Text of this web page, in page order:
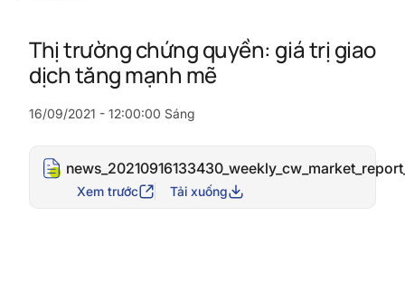
Thị trường chứng quyền: giá trị giao
dịch tăng mạnh mẽ
16/09/2021 - 12:00:00 Sáng
Xem trước Tải xuống